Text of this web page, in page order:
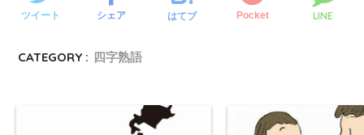
ツイート シェア はてブ Pocket LINE
CATEGORY : 四字熟語